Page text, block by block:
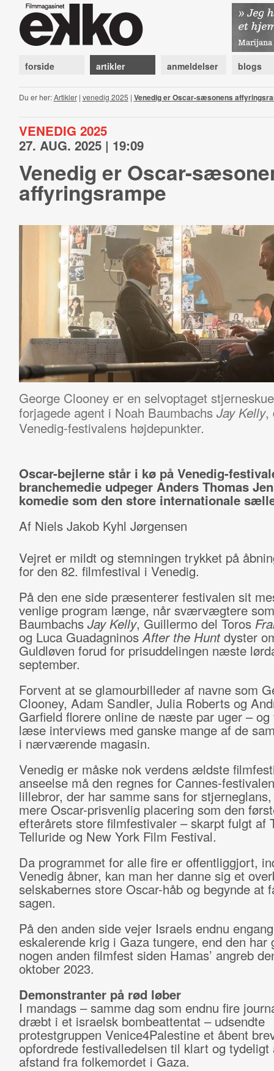
forside artikler anmeldelser blogs
Du er her:Artikler| venedig 2025 | Venedig er Oscar-sæsonens
VENEDIG 2025
27. AUG. 2025 | 19:09
Venedig er Oscar-
affyringsrampe
George Clooney er en selvoptaget
forjagede agent i Noah Baumbachs Jay Kelly,
Venedig-festivalens højdepunkter.
Oscar-bejlerne står i kø på Venedig-
branchemedie udpeger Anders Thomas
komedie som den store internationale
Af Niels Jakob Kyhl Jørgensen
Vejret er mildt og stemningen trykket på
for den 82. filmfestival i Venedig.
På den ene side præsenterer festivalen sit
venlige program længe, når sværvægtere
BaumbachsJay Kelly, Guillermo del Toros
og Luca GuadagninosAfter the Huntdyster
Guldløven forud for prisuddelingen næste
september.
Forvent at se glamourbilleder af navne som
Clooney, Adam Sandler, Julia Roberts og
Garfield florere online de næste par uger –
læse interviews med ganske mange af de
i nærværende magasin.
Venedig er måske nok verdens ældste
anseelse må den regnes for Cannes-
lillebror, der har samme sans for
mere Oscar-prisvenlig placering som den
efterårets store filmfestivaler – skarpt fulgt af
Telluride og New York Film Festival.
Da programmet for alle fire er offentliggjort,
Venedig åbner, kan man her danne sig et
selskabernes store Oscar-håb og begynde at
sagen.
På den anden side vejer Israels endnu engang
eskalerende krig i Gaza tungere, end den har
nogen anden filmfest siden Hamas’ angreb
oktober 2023.
Demonstranter på rød løber
I mandags – samme dag som endnu fire
dræbt i et israelsk bombeattentat – udsendte
protestgruppen Venice4Palestine et åbent
opfordrede festivalledelsen til klart og tydeligt
afstand fra folkemordet i Gaza.